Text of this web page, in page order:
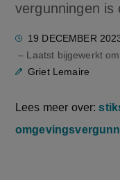
vergunningen is
19 DECEMBER
– Laatst bijgewerkt om
Griet Lemaire
Lees meer over: